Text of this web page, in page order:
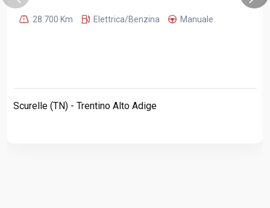
28.700 Km Elettrica/Benzina Manuale
Scurelle (TN) - Trentino Alto Adige